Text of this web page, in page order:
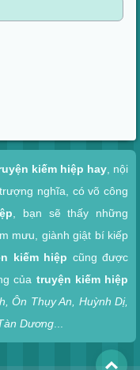
kiếm hiệp hay, nội
nghĩa, có võ công
, bạn sẽ thấy những
mưu, giành giật bí kiếp
kiếm hiệp cũng được
của truyện kiếm hiệp
Ôn Thụy An, Huỳnh Dị,
Dương